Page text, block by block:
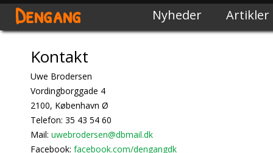
Dengang Nyheder Artikler
Kontakt
Uwe Brodersen
Vordingborggade 4
2100, København Ø
Telefon: 35 43 54 60
Mail: uwebrodersen@dbmail.dk
Facebook: facebook.com/dengangdk